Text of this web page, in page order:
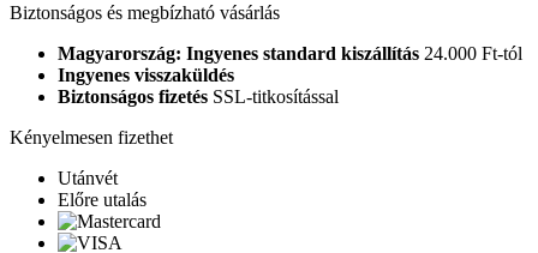
Biztonságos és megbízható vásárlás
Magyarország: Ingyenes standard kiszállítás 24.000 Ft-tól
Ingyenes visszaküldés
Biztonságos fizetés SSL-titkosítással
Kényelmesen fizethet
Utánvét
Előre utalás